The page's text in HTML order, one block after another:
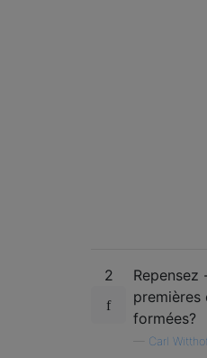
2
premières
formées?
Carl